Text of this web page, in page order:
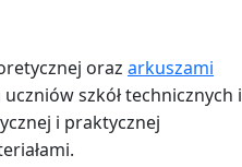
oraz arkuszami
szkół technicznych i
i praktycznej